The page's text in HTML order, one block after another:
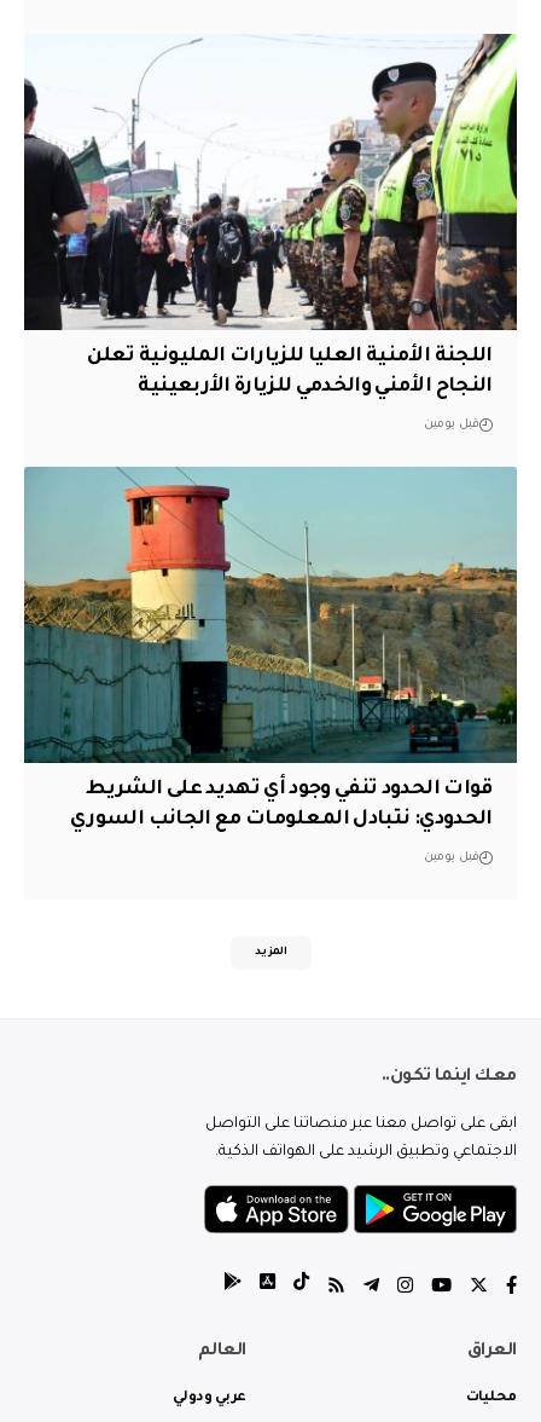
اللجنة الأمنية العليا للزيارات المليونية تعلن
النجاح الأمني والخدمي للزيارة الأربعينية
قبل يومين
قوات الحدود تنفي وجود أي تهديد على الشريط
الحدودي: نتبادل المعلومات مع الجانب السوري
قبل يومين
المزيد
معك اينما تكون..
ابقى على تواصل معنا عبر منصاتنا على التواصل
الاجتماعي وتطبيق الرشيد على الهواتف الذكية.
العراق
محليات
العالم
عربي ودولي